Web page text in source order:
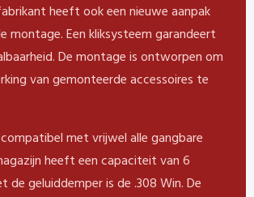
heeft ook een nieuwe aanpak
montage. Een kliksysteem garandeert
De montage is ontworpen om
van gemonteerde accessoires te
met vrijwel alle gangbare
heeft een capaciteit van 6
de geluiddemper is de .308 Win. De